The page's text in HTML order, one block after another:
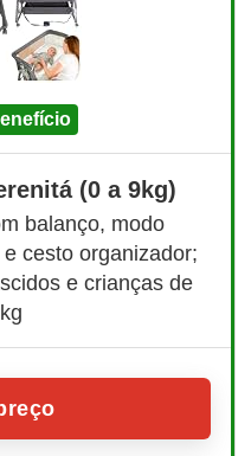
(0 a 9kg)
balanço, modo
cesto organizador;
e crianças de